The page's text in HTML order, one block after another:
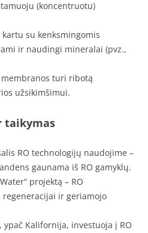
(koncentruotu)
kartu su kenksmingomis
ir naudingi mineralai (pvz.,
membranos turi ribotą
užsikimšimui.
taikymas
RO technologijų naudojime –
gaunama iš RO gamyklų.
projektą – RO
ir geriamojo
ypač Kalifornija, investuoja į RO